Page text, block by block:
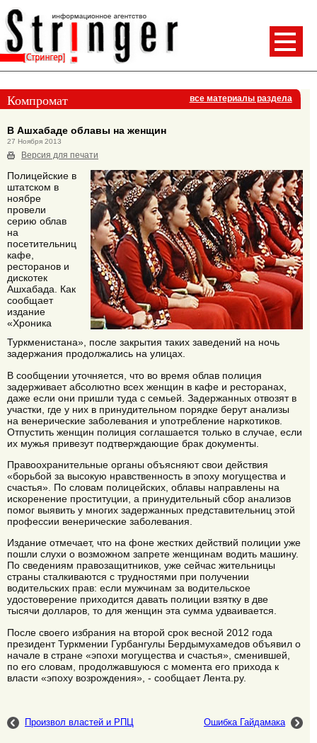
Компромат все материалы раздела
В Ашхабаде облавы на женщин
27 Ноября 2013
Версия для печати
Полицейские в
штатском в
ноябре
провели
серию облав
на
посетительниц
кафе,
ресторанов и
дискотек
Ашхабада. Как
сообщает
издание
«Хроника
Туркменистана», после закрытия таких заведений на ночь
задержания продолжались на улицах.
В сообщении уточняется, что во время облав полиция
задерживает абсолютно всех женщин в кафе и ресторанах,
даже если они пришли туда с семьей. Задержанных отвозят в
участки, где у них в принудительном порядке берут анализы
на венерические заболевания и употребление наркотиков.
Отпустить женщин полиция соглашается только в случае, если
их мужья привезут подтверждающие брак документы.
Правоохранительные органы объясняют свои действия
«борьбой за высокую нравственность в эпоху могущества и
счастья». По словам полицейских, облавы направлены на
искоренение проституции, а принудительный сбор анализов
помог выявить у многих задержанных представительниц этой
профессии венерические заболевания.
Издание отмечает, что на фоне жестких действий полиции уже
пошли слухи о возможном запрете женщинам водить машину.
По сведениям правозащитников, уже сейчас жительницы
страны сталкиваются с трудностями при получении
водительских прав: если мужчинам за водительское
удостоверение приходится давать полиции взятку в две
тысячи долларов, то для женщин эта сумма удваивается.
После своего избрания на второй срок весной 2012 года
президент Туркмении Гурбангулы Бердымухамедов объявил о
начале в стране «эпохи могущества и счастья», сменившей,
по его словам, продолжавшуюся с момента его прихода к
власти «эпоху возрождения», - сообщает Лента.ру.
Произвол властей и РПЦ Ошибка Гайдамака